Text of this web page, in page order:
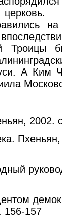
Троицы
А Ким
2002.
Пхеньян,
156-157